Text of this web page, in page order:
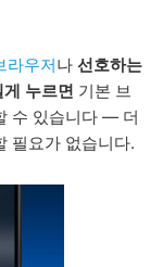
라우저나 선호하는
게 누르면 기본 브
수 있습니다 — 더
필요가 없습니다.